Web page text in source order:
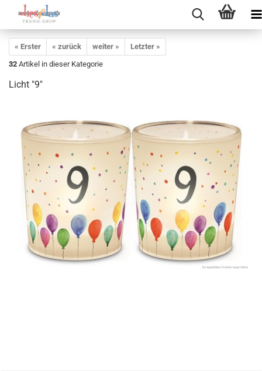
« Erster « zurück weiter »
Letzter »
32 Artikel in dieser Kategorie
Licht "9"